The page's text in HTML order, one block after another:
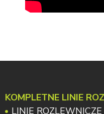
KOMPLETNE LINIE
LINIE